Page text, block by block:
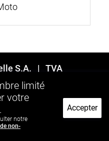
S.A. | TVA
limité
votre
notre
non-
Accepter